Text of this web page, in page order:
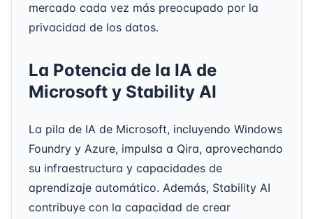
mercado cada vez más preocupado por la
privacidad de los datos.
La Potencia de la IA de
Microsoft y Stability AI
La pila de IA de Microsoft, incluyendo Windows
Foundry y Azure, impulsa a Qira, aprovechando
su infraestructura y capacidades de
aprendizaje automático. Además, Stability AI
contribuye con la capacidad de crear